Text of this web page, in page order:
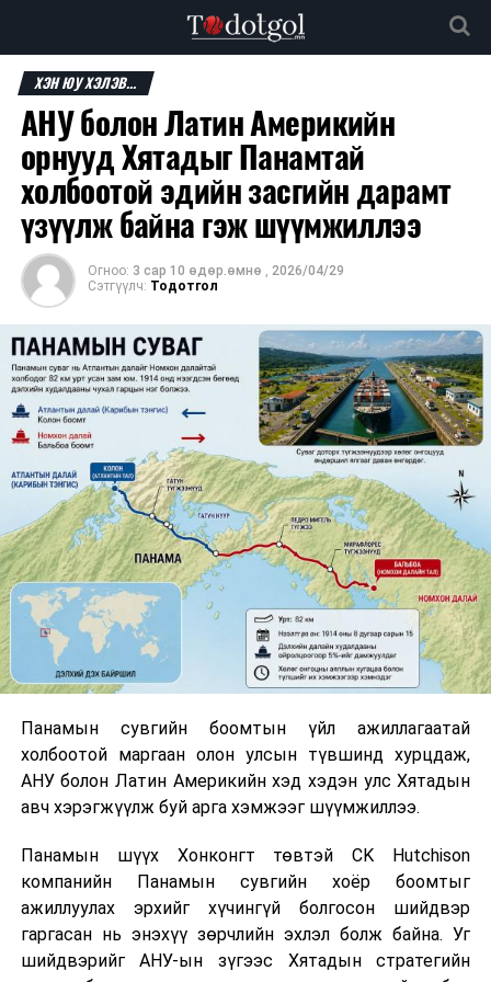
ХЭН ЮУ ХЭЛЭВ...
АНУ болон Латин Америкийн
орнууд Хятадыг Панамтай
холбоотой эдийн засгийн дарамт
үзүүлж байна гэж шүүмжиллээ
Огноо: 3 сар 10 өдөр.өмнө , 2026/04/29
Сэтгүүлч: Тодотгол
Панамын сувгийн боомтын үйл ажиллагаатай
холбоотой маргаан олон улсын түвшинд хурцдаж,
АНУ болон Латин Америкийн хэд хэдэн улс Хятадын
авч хэрэгжүүлж буй арга хэмжээг шүүмжиллээ.
Панамын шүүх Хонконгт төвтэй CK Hutchison
компанийн Панамын сувгийн хоёр боомтыг
ажиллуулах эрхийг хүчингүй болгосон шийдвэр
гаргасан нь энэхүү зөрчлийн эхлэл болж байна. Уг
шийдвэрийг АНУ-ын зүгээс Хятадын стратегийн